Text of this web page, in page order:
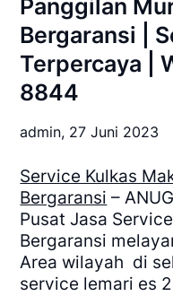
Panggilan
Bergaransi |
Terpercaya |
8844
admin, 27 Juni 2023
Service Kulkas
Bergaransi –
Pusat Jasa
Bergaransi
Area wilayah di
service lemari es